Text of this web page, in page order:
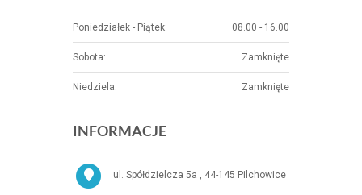
Poniedziałek - Piątek: 08.00 - 16.00
Sobota: Zamknięte
Niedziela: Zamknięte
INFORMACJE
ul. Spółdzielcza 5a , 44-145 Pilchowice